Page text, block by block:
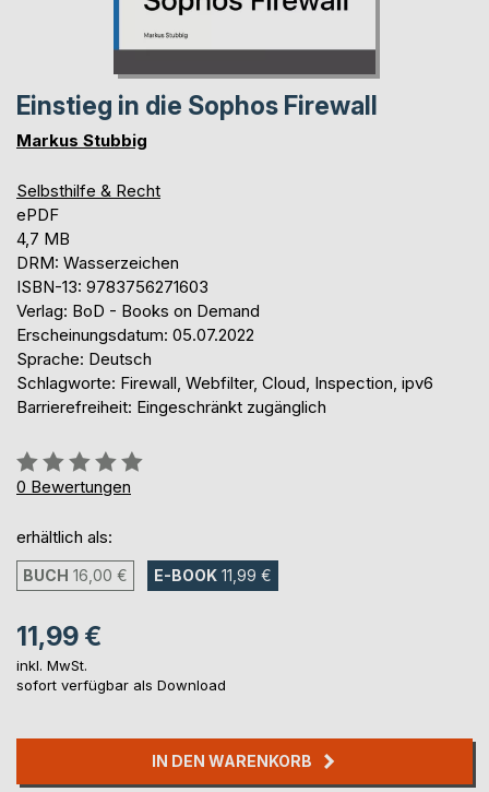
Einstieg in die Sophos Firewall
Markus Stubbig
Selbsthilfe & Recht
ePDF
4,7 MB
DRM: Wasserzeichen
ISBN-13: 9783756271603
Verlag: BoD - Books on Demand
Erscheinungsdatum: 05.07.2022
Sprache: Deutsch
Schlagworte: Firewall, Webfilter, Cloud, Inspection, ipv6
Barrierefreiheit: Eingeschränkt zugänglich
Bewertung::
0%
0 Bewertungen
erhältlich als:
BUCH 16,00 € E-BOOK 11,99 €
11,99 €
inkl. MwSt.
sofort verfügbar als Download
IN DEN WARENKORB